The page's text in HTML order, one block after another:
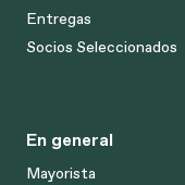
Entregas
Socios Seleccionados
En general
Mayorista